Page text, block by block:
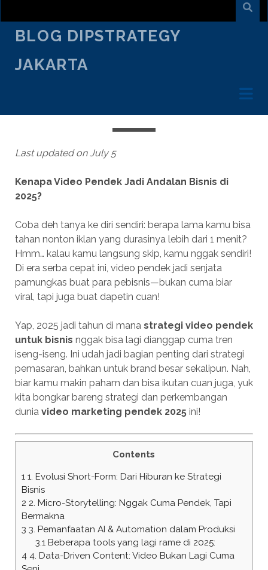
BLOG DIPSTRATEGY
JAKARTA
Last updated on July 5
Kenapa Video Pendek Jadi Andalan Bisnis di
2025?
Coba deh tanya ke diri sendiri: berapa lama kamu bisa
tahan nonton iklan yang durasinya lebih dari 1 menit?
Hmm… kalau kamu langsung skip, kamu nggak sendiri!
Di era serba cepat ini, video pendek jadi senjata
pamungkas buat para pebisnis—bukan cuma biar
viral, tapi juga buat dapetin cuan!
Yap, 2025 jadi tahun di mana strategi video pendek
untuk bisnis nggak bisa lagi dianggap cuma tren
iseng-iseng. Ini udah jadi bagian penting dari strategi
pemasaran, bahkan untuk brand besar sekalipun. Nah,
biar kamu makin paham dan bisa ikutan cuan juga, yuk
kita bongkar bareng strategi dan perkembangan
dunia video marketing pendek 2025ini!
Contents
11. Evolusi Short-Form: Dari Hiburan ke Strategi
Bisnis
2 2. Micro-Storytelling: Nggak Cuma Pendek, Tapi
Bermakna
3 3. Pemanfaatan AI & Automation dalam Produksi
3.1Beberapa tools yang lagi rame di 2025:
44. Data-Driven Content: Video Bukan Lagi Cuma